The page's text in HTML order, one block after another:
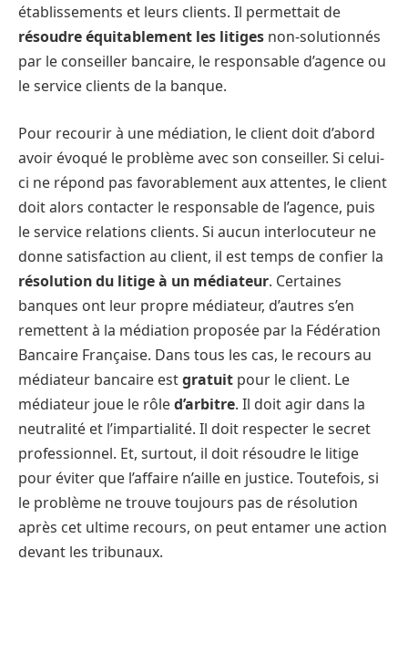
établissements et leurs clients. Il permettait de
résoudre équitablement les litiges non-solutionnés
par le conseiller bancaire, le responsable d’agence ou
le service clients de la banque.
Pour recourir à une médiation, le client doit d’abord
avoir évoqué le problème avec son conseiller. Si celui-
ci ne répond pas favorablement aux attentes, le client
doit alors contacter le responsable de l’agence, puis
le service relations clients. Si aucun interlocuteur ne
donne satisfaction au client, il est temps de confier la
résolution du litige à un médiateur. Certaines
banques ont leur propre médiateur, d’autres s’en
remettent à la médiation proposée par la Fédération
Bancaire Française. Dans tous les cas, le recours au
médiateur bancaire estgratuit pour le client. Le
médiateur joue le rôled’arbitre. Il doit agir dans la
neutralité et l’impartialité. Il doit respecter le secret
professionnel. Et, surtout, il doit résoudre le litige
pour éviter que l’affaire n’aille en justice. Toutefois, si
le problème ne trouve toujours pas de résolution
après cet ultime recours, on peut entamer une action
devant les tribunaux.